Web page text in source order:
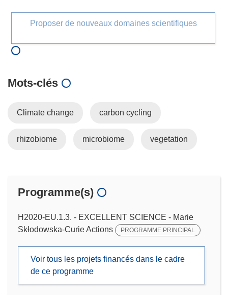
Proposer de nouveaux domaines scientifiques
Mots‑clés
Climate change carbon cycling
rhizobiome microbiome vegetation
Programme(s)
H2020-EU.1.3. - EXCELLENT SCIENCE - Marie
Skłodowska-Curie Actions
PROGRAMME PRINCIPAL
Voir tous les projets financés dans le cadre
de ce programme